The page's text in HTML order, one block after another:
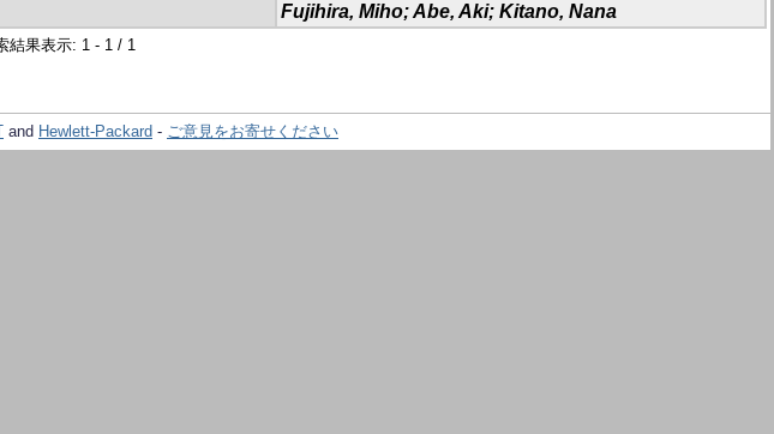
Fujihira, Miho; Abe, Aki; Kitano, Nana
結果表示: 1 - 1 / 1
and Hewlett-Packard - ご意見をお寄せください